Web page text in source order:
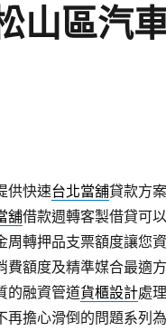
山區汽
供快速台北當舖貸款方
舖借款週轉客製借貸可
周轉押品支票額度讓您
費額度及精準媒合最適
的融資管道貨櫃設計處
再擔心滑倒的問題系列